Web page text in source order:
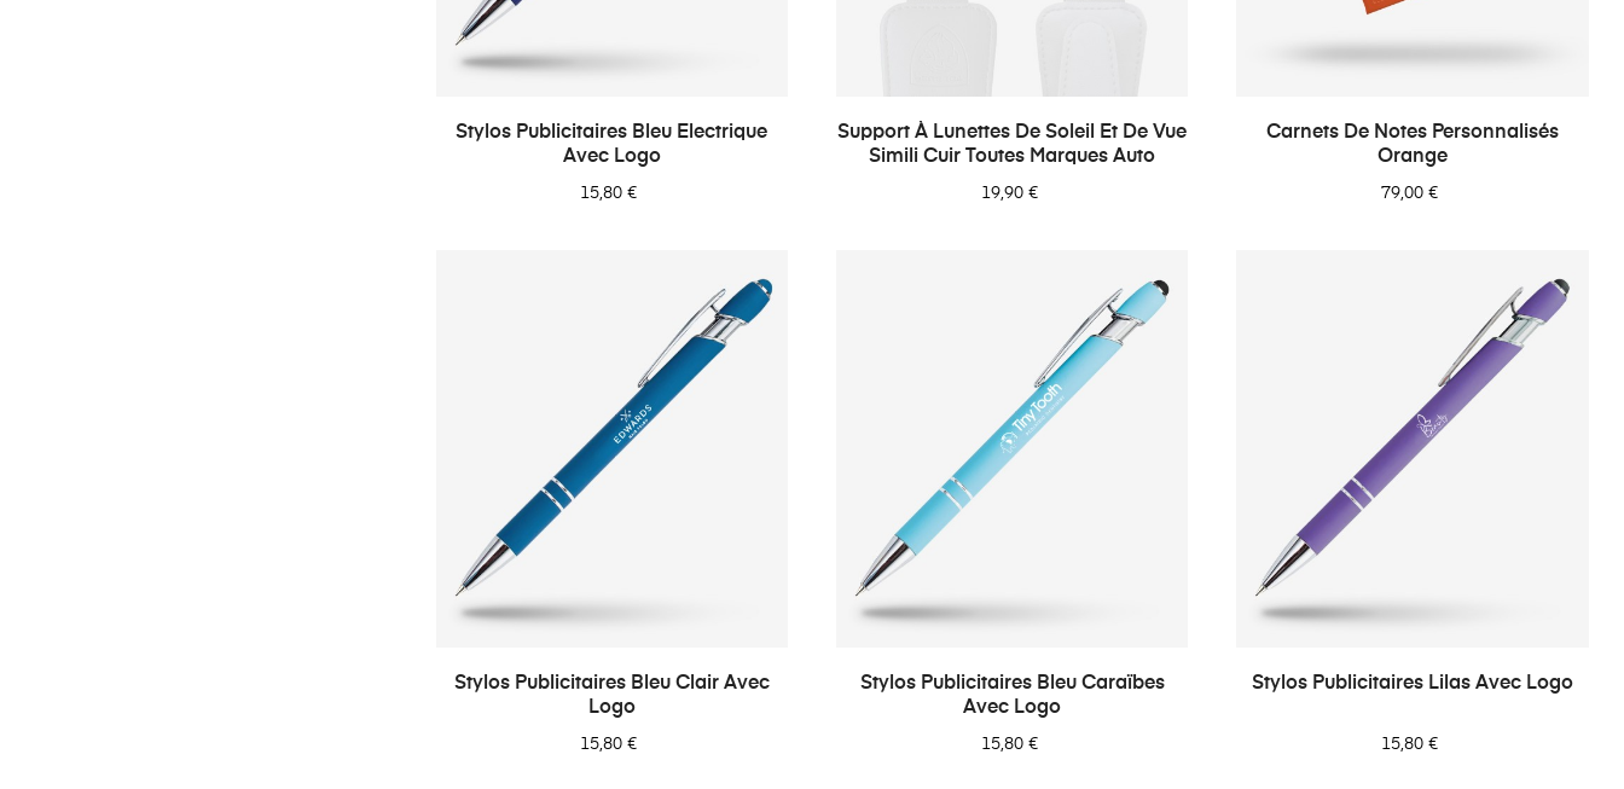
Stylos Publicitaires Bleu Electrique
Avec Logo
15,80 €
Support À Lunettes De Soleil Et De Vue
Simili Cuir Toutes Marques Auto
19,90 €
Carnets De Notes Personnalisés
Orange
79,00 €
Stylos Publicitaires Bleu Clair Avec
Logo
15,80 €
Stylos Publicitaires Bleu Caraïbes
Avec Logo
15,80 €
Stylos Publicitaires Lilas Avec Logo
15,80 €